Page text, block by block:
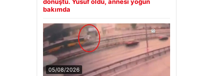
bakımda
05/08/2026